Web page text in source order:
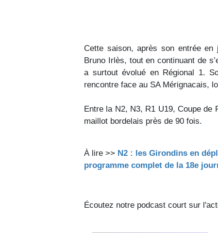
Cette saison, après son entrée
Bruno Irlès, tout en continuant de
a surtout évolué en Régional 1.
rencontre face au SA Mérignacais,
Entre la N2, N3, R1 U19, Coupe de
maillot bordelais près de 90 fois.
À lire >> N2 : les Girondins en
programme complet de la 18e
Écoutez notre podcast court sur